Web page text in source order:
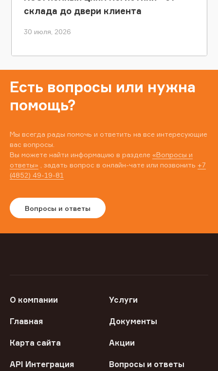
склада до двери клиента
30 июля, 2026
Есть вопросы или нужна
помощь?
Мы всегда рады помочь и ответить на все интересующие
вас вопросы.
Вы можете найти информацию в разделе «Вопросы и
ответы» , задать вопрос в онлайн-чате или позвонить +7
(4852) 49-19-81
Вопросы и ответы
О компании Услуги
Главная Документы
Карта сайта Акции
API Интеграция Вопросы и ответы